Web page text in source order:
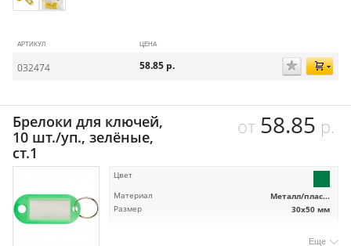
АРТИКУЛ ЦЕНА
032474 58.85 р.
Брелоки для ключей,
10 шт./уп., зелёные,
ст.1
от 58.85 р.
Цвет
Материал
Металл/плас...
Размер 30х50 мм
Еще